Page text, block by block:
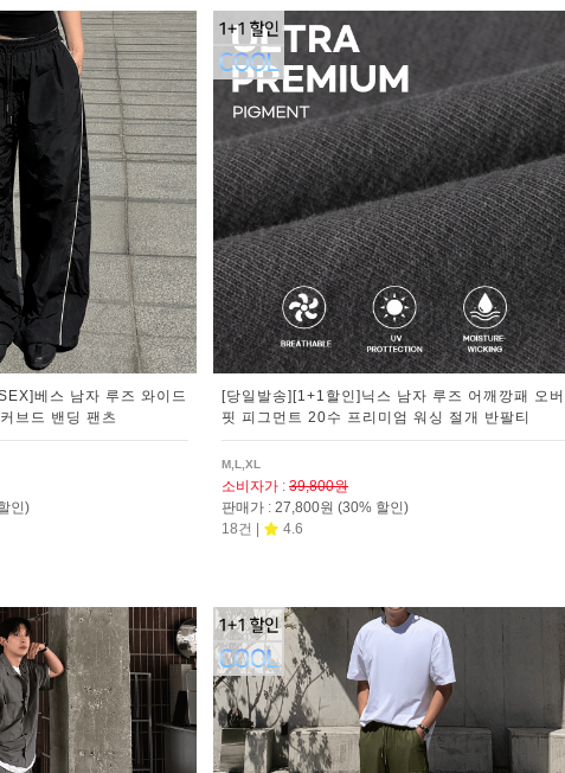
베스 남자 루즈 와이드
브드 밴딩 팬츠
인)
[당일발송][1+1할인]닉스 남자 루즈 어깨깡패 오버
핏 피그먼트 20수 프리미엄 워싱 절개 반팔티
M,L,XL
소비자가 : 39,800원
판매가 : 27,800원 (30% 할인)
18건 |
4.6